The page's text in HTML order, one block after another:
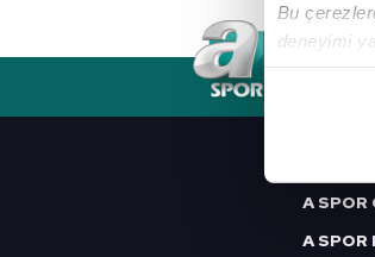
Bu
deneyimi
Her
Sizlere
çerezler
A SPOR
A SPOR